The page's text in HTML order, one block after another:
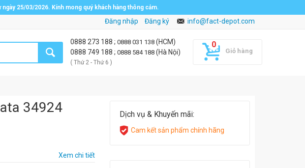
25/03/2026. Kính mong quý khách hàng thông cảm.
Đăng nhập Đăng ký info@fact-depot.com
Giỏ hàng
0888 273 188 ; 0888 031 138 (HCM)
0888 749 188 ; 0888 584 188 (Hà Nội)
( Thứ 2 - Thứ 6 )
34924
Xem chi tiết
Dịch vụ & Khuyến mãi:
Cam kết sản phẩm chính hãng